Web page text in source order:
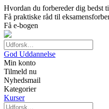
Hvordan du forbereder dig bedst
Få praktiske råd til
Få e-bogen
God Uddannelse
Min konto
Tilmeld nu
Nyhedsmail
Kategorier
Kurser